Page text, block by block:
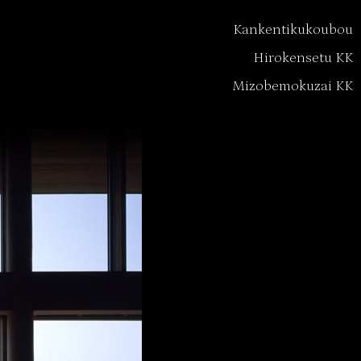
Kankentikukoubou
Hirokensetu KK
Mizobemokuzai KK